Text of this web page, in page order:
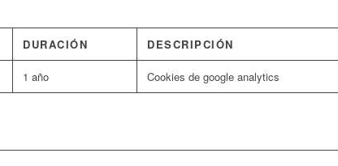
DURACIÓN DESCRIPCIÓN
1 año Cookies de google analytics